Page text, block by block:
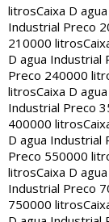
litrosCaixa D
Industrial Preco
210000 litros
D agua Industrial
Preco 240000
litrosCaixa D
Industrial Preco
400000 litros
D agua Industrial
Preco 550000
litrosCaixa D
Industrial Preco
750000 litros